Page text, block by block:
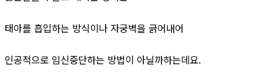
태아를 흡입하는 방식이나 자궁벽을 긁어내어
인공적으로 임신중단하는 방법이 아닐까하는데요.